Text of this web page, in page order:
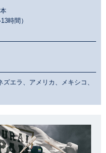
時間）
エラ、アメリカ、メキシコ、